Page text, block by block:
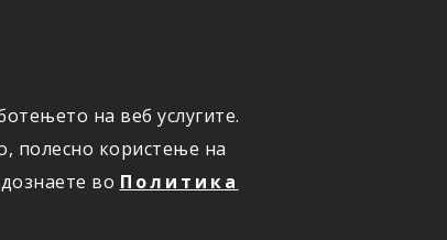
на веб услугите.
полесно користење на
во Политика
ОНЛАЈН ПРИЈАВИ ШТЕТА